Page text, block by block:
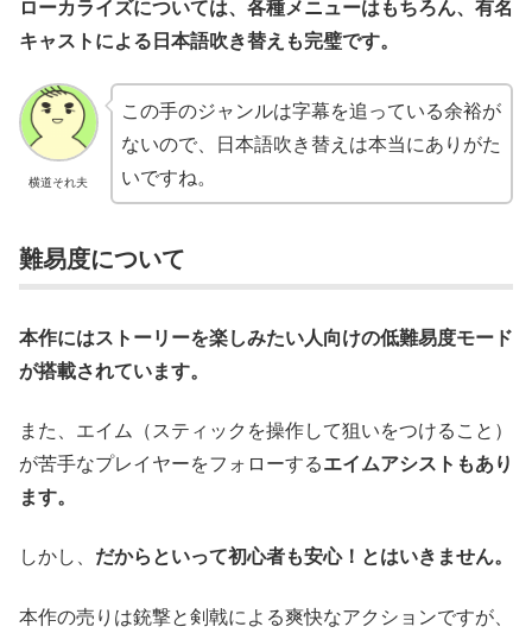
ローカライズについては、各種メニューはもちろん、有名
キャストによる日本語吹き替えも完璧です。
横道それ夫
この手のジャンルは字幕を追っている余裕が
ないので、日本語吹き替えは本当にありがた
いですね。
難易度について
本作にはストーリーを楽しみたい人向けの低難易度モード
が搭載されています。
また、エイム（スティックを操作して狙いをつけること）
が苦手なプレイヤーをフォローするエイムアシストもあり
ます。
しかし、 だからといって初心者も安心！とはいきません。
本作の売りは銃撃と剣戟による爽快なアクションですが、